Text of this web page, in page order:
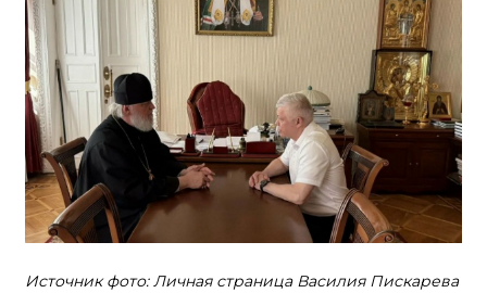
Источник фото: Личная страница Василия Пискарева